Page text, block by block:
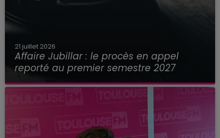
21 juillet 2026
Affaire Jubillar : le procès en appel
reporté au premier semestre 2027